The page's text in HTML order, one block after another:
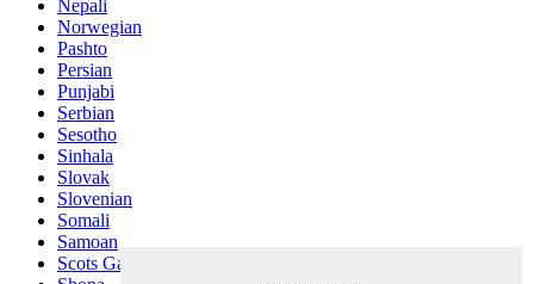
Nepali
Norwegian
Pashto
Persian
Punjabi
Serbian
Sesotho
Sinhala
Slovak
Slovenian
Somali
Samoan
Scots Gaelic